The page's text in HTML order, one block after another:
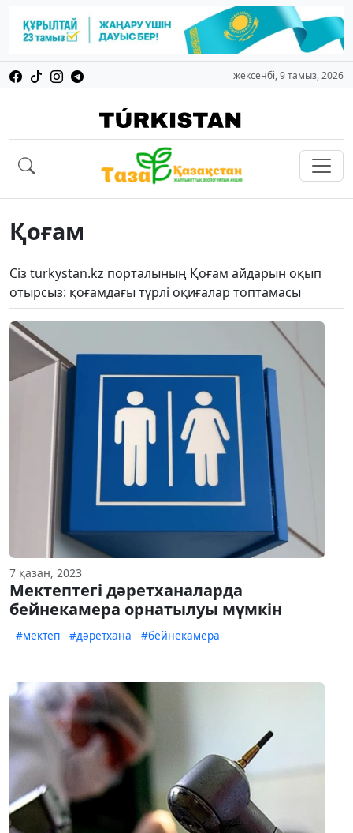
жексенбі, 9 тамыз, 2026
Қоғам
Сіз turkystan.kz порталының Қоғам айдарын оқып
отырсыз: қоғамдағы түрлі оқиғалар топтамасы
7 қазан, 2023
Мектептегі дәретханаларда
бейнекамера орнатылуы мүмкін
#мектеп #дәретхана #бейнекамера